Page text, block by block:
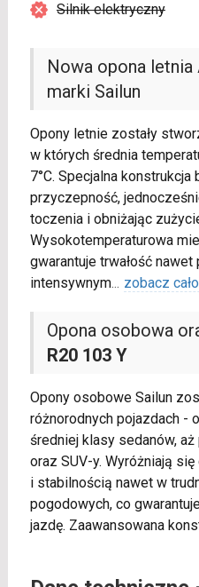
Nowa opona letnia
marki Sailun
Opony letnie zostały
w których średnia
7°C. Specjalna
przyczepność,
toczenia i obniżając
Wysokotemperaturowa
gwarantuje trwałość nawet
intensywnym... zobacz
Opona osobowa
R20 103 Y
Opony osobowe Sailun
różnorodnych pojazdach -
średniej klasy sedanów,
oraz SUV-y. Wyróżniają
i stabilnością nawet w
pogodowych, co
jazdę. Zaawansowana
Silnik elektryczny